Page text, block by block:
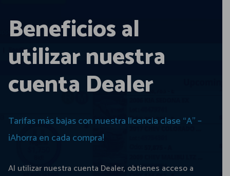
Beneficios al
utilizar nuestra
cuenta Dealer
Tarifas más bajas con nuestra licencia clase “A” –
¡Ahorra en cada compra!
Al utilizar nuestra cuenta Dealer, obtienes acceso a